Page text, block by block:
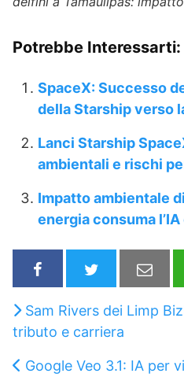
Potrebbe Interessarti:
SpaceX: Successo
della Starship verso
Lanci Starship
ambientali e rischi
Impatto ambientale
energia consuma
Sam Rivers dei Limp
tributo e carriera
Google Veo 3.1: IA per